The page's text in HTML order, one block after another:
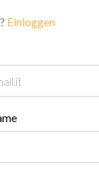
Einloggen